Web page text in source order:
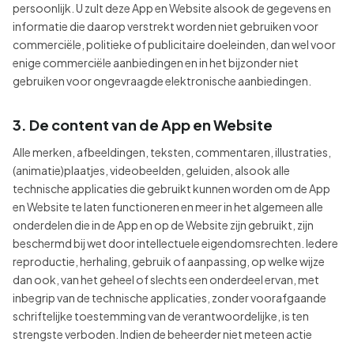
persoonlijk. U zult deze App en Website alsook de gegevens en
informatie die daarop verstrekt worden niet gebruiken voor
commerciële, politieke of publicitaire doeleinden, dan wel voor
enige commerciële aanbiedingen en in het bijzonder niet
gebruiken voor ongevraagde elektronische aanbiedingen.
3. De content van de App en Website
Alle merken, afbeeldingen, teksten, commentaren, illustraties,
(animatie)plaatjes, videobeelden, geluiden, alsook alle
technische applicaties die gebruikt kunnen worden om de App
en Website te laten functioneren en meer in het algemeen alle
onderdelen die in de App en op de Website zijn gebruikt, zijn
beschermd bij wet door intellectuele eigendomsrechten. Iedere
reproductie, herhaling, gebruik of aanpassing, op welke wijze
dan ook, van het geheel of slechts een onderdeel ervan, met
inbegrip van de technische applicaties, zonder voorafgaande
schriftelijke toestemming van de verantwoordelijke, is ten
strengste verboden. Indien de beheerder niet meteen actie